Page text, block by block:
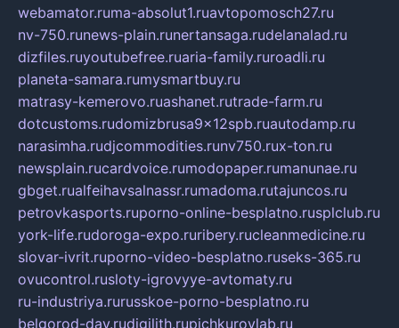
webamator.ruma-absolut1.ruavtopomosch27.ru
nv-750.runews-plain.runertansaga.rudelanalad.ru
dizfiles.ruyoutubefree.ruaria-family.ruroadli.ru
planeta-samara.rumysmartbuy.ru
matrasy-kemerovo.ruashanet.rutrade-farm.ru
dotcustoms.rudomizbrusa9x12spb.ruautodamp.ru
narasimha.rudjcommodities.runv750.rux-ton.ru
newsplain.rucardvoice.rumodopaper.rumanunae.ru
gbget.rualfeihavsalnassr.rumadoma.rutajuncos.ru
petrovkasports.ruporno-online-besplatno.rusplclub.ru
york-life.rudoroga-expo.ruribery.rucleanmedicine.ru
slovar-ivrit.ruporno-video-besplatno.ruseks-365.ru
ovucontrol.rusloty-igrovyye-avtomaty.ru
ru-industriya.rurusskoe-porno-besplatno.ru
belgorod-day.rudigilith.rupichkurovlab.ru